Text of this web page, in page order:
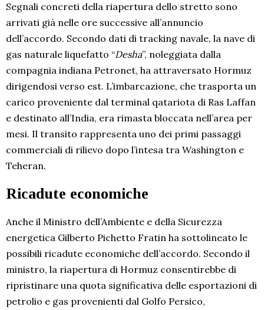
Segnali concreti della riapertura dello stretto sono
arrivati già nelle ore successive all’annuncio
dell’accordo. Secondo dati di tracking navale, la nave di
gas naturale liquefatto “Desha”, noleggiata dalla
compagnia indiana Petronet, ha attraversato Hormuz
dirigendosi verso est. L’imbarcazione, che trasporta un
carico proveniente dal terminal qatariota di Ras Laffan
e destinato all’India, era rimasta bloccata nell’area per
mesi. Il transito rappresenta uno dei primi passaggi
commerciali di rilievo dopo l’intesa tra Washington e
Teheran.
Ricadute economiche
Anche il Ministro dell’Ambiente e della Sicurezza
energetica Gilberto Pichetto Fratin ha sottolineato le
possibili ricadute economiche dell’accordo. Secondo il
ministro, la riapertura di Hormuz consentirebbe di
ripristinare una quota significativa delle esportazioni di
petrolio e gas provenienti dal Golfo Persico,